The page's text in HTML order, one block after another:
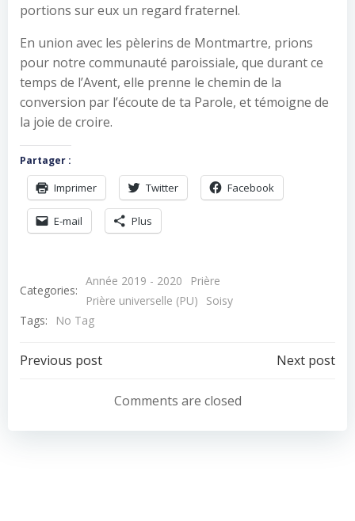
portions sur eux un regard fraternel.
En union avec les pèlerins de Montmartre, prions
pour notre communauté paroissiale, que durant ce
temps de l’Avent, elle prenne le chemin de la
conversion par l’écoute de ta Parole, et témoigne de
la joie de croire.
Partager :
Imprimer Twitter Facebook
E-mail Plus
Categories:
Année 2019 - 2020
Prière
Prière universelle (PU)
Soisy
Tags:
No Tag
Navigation
l’article
Previous post
Navigation
de
l’article
Next post
Comments are closed